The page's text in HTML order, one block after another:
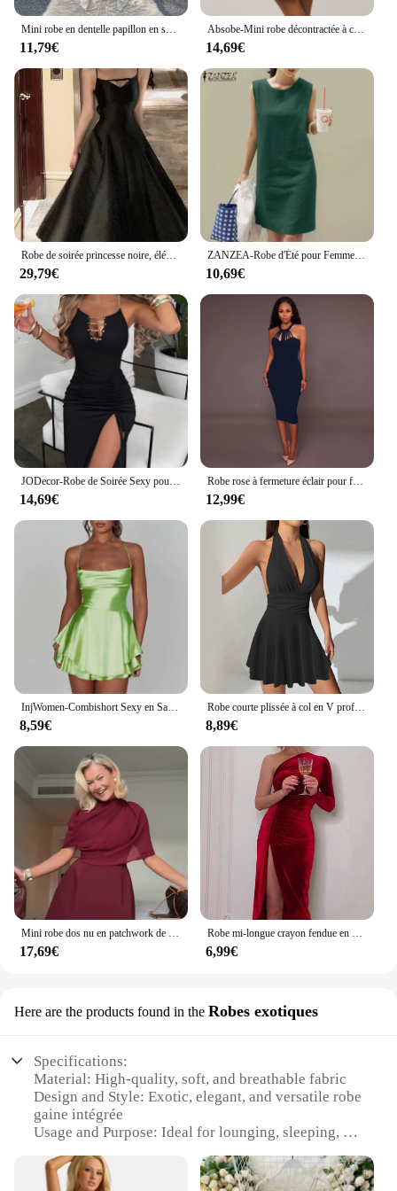
Mini robe en dentelle papillon en satin pour femme, robe de demoiselle d'honneur, robe de cour, une pièce, tambour sexy, livraison directe
11,79€
Absobe-Mini robe décontractée à col rond pour femme, pull femme, abricot, fibre, taille haute, maigre, streetwear élégant, été
14,69€
29,79€
ZANZEA-Robe d'Été pour Femme, Vêtement à la Mode, Éducatif, Bureau, Travail, Élégant, Couleur Unie, Document, 2024
10,69€
14,69€
Robe rose à fermeture éclair pour femme, tenue de bureau, slim, rouge, pour fête de mariage, streetwear, vêtements féminins
12,99€
8,59€
Robe courte plissée à col en V profond pour femmes, bretelles dos nu sexy, mode d'automne, fille épicée élégante, nouveau style, 2024
8,89€
17,69€ 6,99€
Here are the products found in the Robes exotiques
Specifications:
Material: High-quality, soft, and breathable fabric
Design and Style: Exotic, elegant, and versatile robe
gaine intégrée
Usage and Purpose: Ideal for lounging, sleeping, or
Type and Category: Robe gaine intégrée, a unique
blend of robe and shapewear